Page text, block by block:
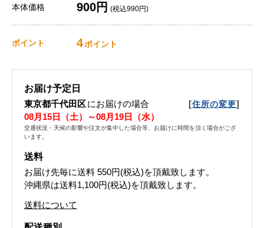
本体価格 900円 (税込990円)
ポイント 4ポイント
お届け予定日
東京都千代田区にお届けの場合 [住所の変更]
08月15日（土）～08月19日（水）
交通状況・天候の影響や注文が集中した場合等、お届けに時間を頂く場合がござ
います。
送料
お届け先毎に送料 550円(税込)を頂戴致します。
沖縄県は送料1,100円(税込)を頂戴致します。
送料について